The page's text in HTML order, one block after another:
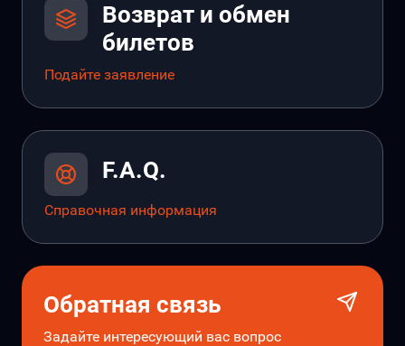
Возврат и обмен
билетов
Подайте заявление
F.A.Q.
Справочная информация
Обратная связь
Задайте интересующий вас вопрос